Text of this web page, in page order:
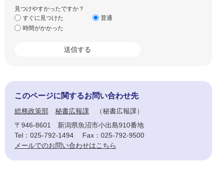
見つけやすかったですか？
すぐに見つけた
普通
時間がかかった
このページに関するお問い合わせ先
総務政策部 秘書広報課
秘書広報課
〒946-8601
新潟県魚沼市小出島910番地
Tel：025-792-1494
Fax：025-792-9500
メールでのお問い合わせはこちら